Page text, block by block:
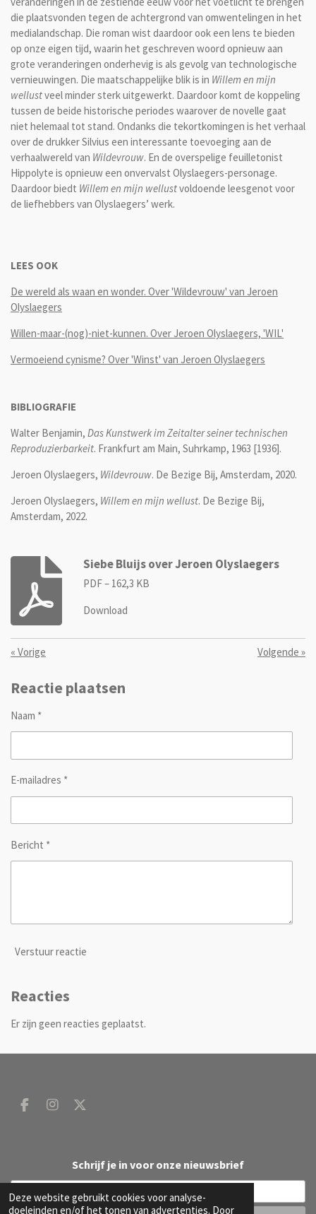
Deze website gebruikt cookies voor analyse-
doeleinden en/of het tonen van advertenties. Door
die plaatsvonden tegen de achtergrond van omwentelingen in het
medialandschap. Die roman wist daardoor ook een lens te bieden
op onze eigen tijd, waarin het geschreven woord opnieuw aan
grote veranderingen onderhevig is als gevolg van technologische
vernieuwingen. Die maatschappelijke blik is in Willem en mijn
wellustveel minder sterk uitgewerkt. Daardoor komt de koppeling
tussen de beide historische periodes waarover de novelle gaat
niet helemaal tot stand. Ondanks die tekortkomingen is het verhaal
over de drukker Silvius een interessante toevoeging aan de
verhaalwereld van Wildevrouw. En de overspelige feuilletonist
Hippolyte is opnieuw een onvervalst Olyslaegers-personage.
Daardoor biedt Willem en mijn wellustvoldoende leesgenot voor
de liefhebbers van Olyslaegers’ werk.
LEES OOK
De wereld als waan en wonder. Over 'Wildevrouw' van Jeroen
Olyslaegers
Willen-maar-(nog)-niet-kunnen. Over Jeroen Olyslaegers, 'WIL'
Vermoeiend cynisme? Over 'Winst' van Jeroen Olyslaegers
BIBLIOGRAFIE
Walter Benjamin, Das Kunstwerk im Zeitalter seiner technischen
Reproduzierbarkeit. Frankfurt am Main, Suhrkamp, 1963 [1936].
Jeroen Olyslaegers, Wildevrouw. De Bezige Bij, Amsterdam, 2020.
Jeroen Olyslaegers, Willem en mijn wellust. De Bezige Bij,
Amsterdam, 2022.
Siebe Bluijs over Jeroen Olyslaegers
PDF – 162,3 KB
Download
« Vorige Volgende »
Reactie plaatsen
Naam *
E-mailadres *
Bericht *
Verstuur reactie
Reacties
Er zijn geen reacties geplaatst.
F
o
k
I
r
a
X
Schrijf je in voor onze nieuwsbrief